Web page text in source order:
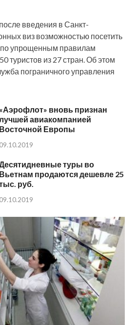
введения в Санкт-
виз возможностью посетить
упрощенным правилам
туристов из 27 стран. Об этом
пограничного управления
«Аэрофлот» вновь признан
лучшей авиакомпанией
Восточной Европы
09.10.2019
туры во
Вьетнам продаются дешевле 25
руб.
09.10.2019